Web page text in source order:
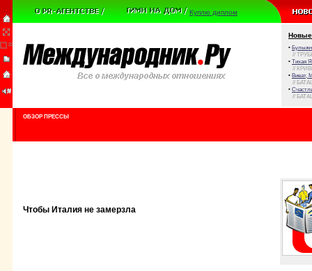
Куплю диплом
Новые
•
//
• Тихая
//
• Виват,
//
•
//
ОБЗОР ПРЕССЫ
Чтобы Италия не замерзла